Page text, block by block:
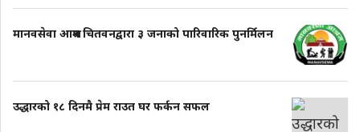
मानवसेवा आश्रम चितवनद्वारा ३ जनाको पारिवारिक पुनर्मिलन
उद्धारको १८ दिनमै प्रेम राउत घर फर्कन सफल